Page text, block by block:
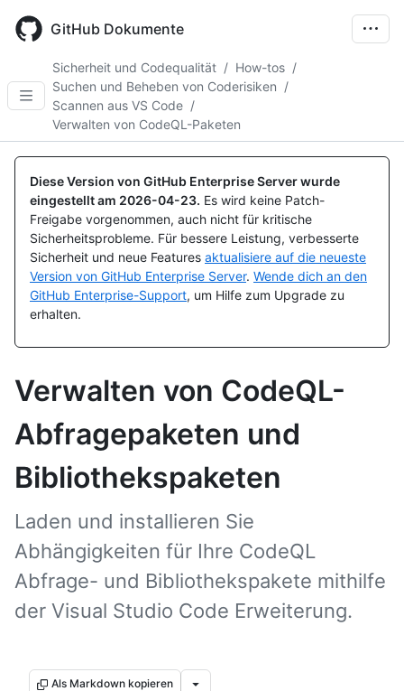
main
GitHub Dokumente
Sicherheit und Codequalität / How-tos /
Suchen und Beheben von Coderisiken /
Scannen aus VS Code /
Verwalten von CodeQL-Paketen
Diese Version von GitHub Enterprise Server wurde
eingestellt am 2026-04-23. Es wird keine Patch-
Freigabe vorgenommen, auch nicht für kritische
Sicherheitsprobleme. Für bessere Leistung, verbesserte
Sicherheit und neue Features aktualisiere auf die neueste
Version von GitHub Enterprise Server. Wende dich an den
GitHub Enterprise-Support, um Hilfe zum Upgrade zu
erhalten.
Verwalten von CodeQL-
Abfragepaketen und
Bibliothekspaketen
Laden und installieren Sie
Abhängigkeiten für Ihre CodeQL
Abfrage- und Bibliothekspakete mithilfe
der Visual Studio Code Erweiterung.
Als Markdown kopieren